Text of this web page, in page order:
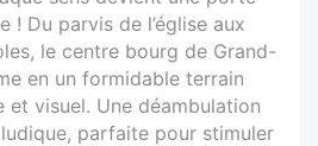
! Du parvis de l’église aux
le centre bourg de Grand-
en un formidable terrain
et visuel. Une déambulation
parfaite pour stimuler